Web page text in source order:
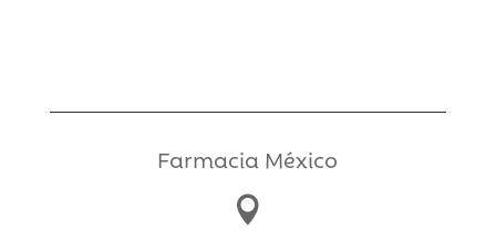
Farmacia México
